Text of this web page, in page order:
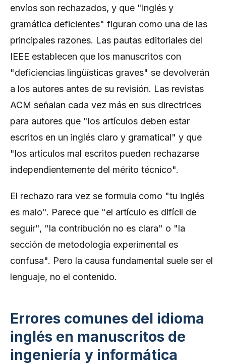
envíos son rechazados, y que "inglés y
gramática deficientes" figuran como una de las
principales razones. Las pautas editoriales del
IEEE establecen que los manuscritos con
"deficiencias lingüísticas graves" se devolverán
a los autores antes de su revisión. Las revistas
ACM señalan cada vez más en sus directrices
para autores que "los artículos deben estar
escritos en un inglés claro y gramatical" y que
"los artículos mal escritos pueden rechazarse
independientemente del mérito técnico".
El rechazo rara vez se formula como "tu inglés
es malo". Parece que "el artículo es difícil de
seguir", "la contribución no es clara" o "la
sección de metodología experimental es
confusa". Pero la causa fundamental suele ser el
lenguaje, no el contenido.
Errores comunes del idioma
inglés en manuscritos de
ingeniería y informática